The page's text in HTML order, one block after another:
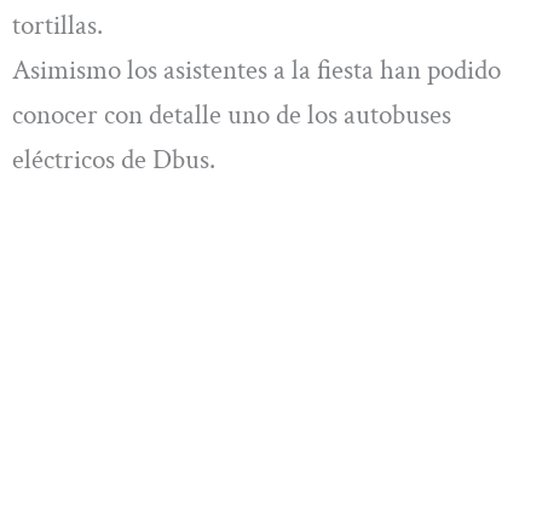
tortillas.
Asimismo los asistentes a la fiesta han podido
conocer con detalle uno de los autobuses
eléctricos de Dbus.